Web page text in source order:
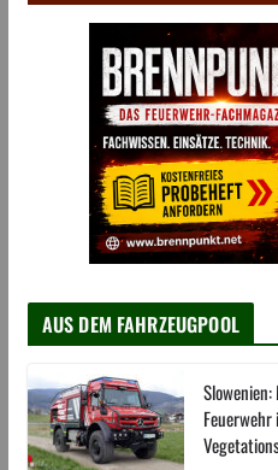
AUS DEM FAHRZEUGPOOL